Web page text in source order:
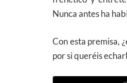
Nunca antes ha
Con esta premisa,
por si queréis